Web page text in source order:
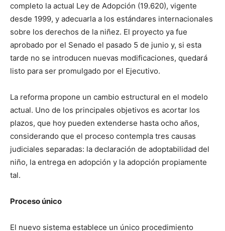
completo la actual Ley de Adopción (19.620), vigente
desde 1999, y adecuarla a los estándares internacionales
sobre los derechos de la niñez. El proyecto ya fue
aprobado por el Senado el pasado 5 de junio y, si esta
tarde no se introducen nuevas modificaciones, quedará
listo para ser promulgado por el Ejecutivo.
La reforma propone un cambio estructural en el modelo
actual. Uno de los principales objetivos es acortar los
plazos, que hoy pueden extenderse hasta ocho años,
considerando que el proceso contempla tres causas
judiciales separadas: la declaración de adoptabilidad del
niño, la entrega en adopción y la adopción propiamente
tal.
Proceso único
El nuevo sistema establece un único procedimiento